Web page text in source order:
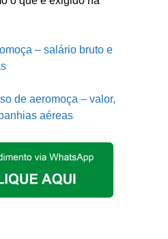
– salário bruto e
de aeromoça – valor,
aéreas